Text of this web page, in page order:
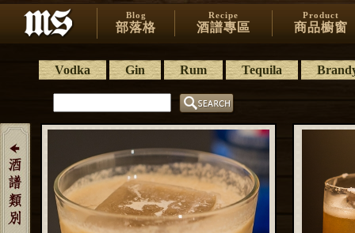
Blog
部落格
Recipe
酒譜專區
Product
商品櫥窗
Vodka Gin Rum Tequila